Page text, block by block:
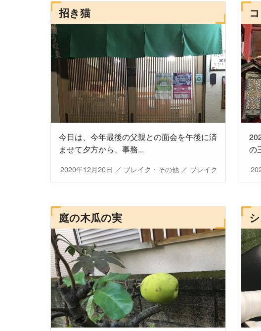
招き猫
今日は、今年最後の父親との面会を午後に済
ませて夕方から、事務...
2020年12月20日 ／ ブレイク・その他 ／ ブレイク
の
庭の木瓜の実